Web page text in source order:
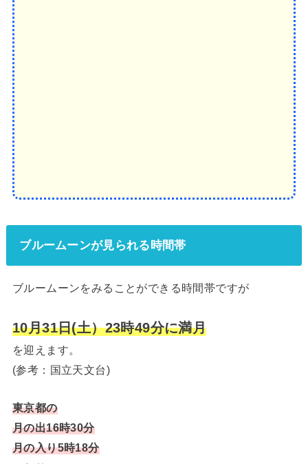
ブルームーンが見られる時間帯
ブルームーンをみることができる時間帯ですが
10月31日(土）23時49分に満月
を迎えます。
(参考：国立天文台)
東京都の
月の出16時30分
月の入り5時18分